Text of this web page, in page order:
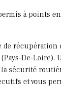
à points
de récupération
De-Loire).
sécurité
et vous